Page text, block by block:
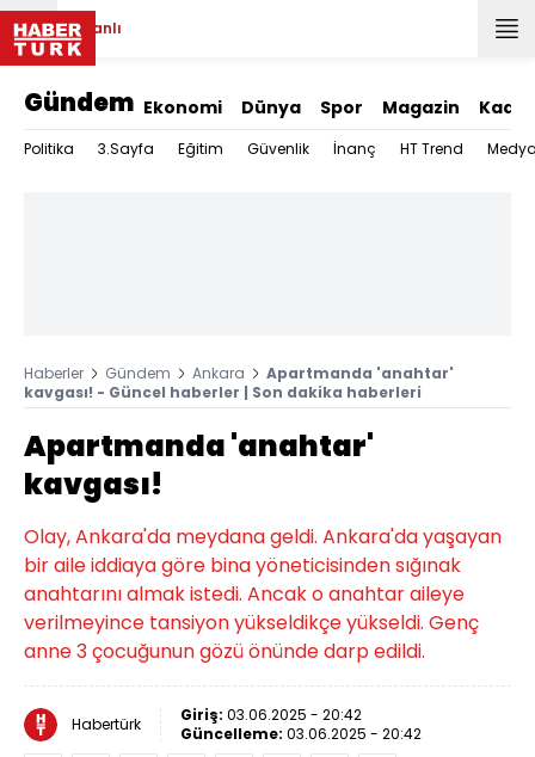
Canlı
Gündem Ekonomi Dünya Spor Magazin Kadın
Politika 3.Sayfa Eğitim Güvenlik İnanç HT Trend
Haberler Gündem Ankara
Apartmanda 'anahtar'
kavgası! - Güncel haberler | Son dakika haberleri
Apartmanda 'anahtar'
kavgası!
Olay, Ankara'da meydana geldi. Ankara'da yaşayan
bir aile iddiaya göre bina yöneticisinden sığınak
anahtarını almak istedi. Ancak o anahtar aileye
verilmeyince tansiyon yükseldikçe yükseldi. Genç
anne 3 çocuğunun gözü önünde darp edildi.
Habertürk Giriş: 03.06.2025 - 20:42
Güncelleme: 03.06.2025 - 20:42